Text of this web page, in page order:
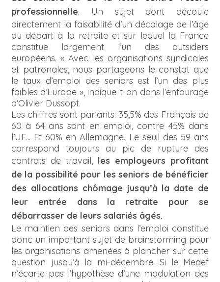
professionnelle. Un sujet dont découle
directement la faisabilité d’un décalage de l’âge
du départ à la retraite et sur lequel la France
constitue largement l’un des outsiders
européens. « Avec les organisations syndicales
et patronales, nous partageons le constat que
le taux d’emploi des seniors est l’un des plus
faibles d’Europe », indique-t-on dans l’entourage
d’Olivier Dussopt.
Les chiffres sont parlants: 35,5% des Français de
60 à 64 ans sont en emploi, contre 45% dans
l’UE... Et 60% en Allemagne. Le seuil des 59 ans
correspond toujours au pic de rupture des
contrats de travail, les employeurs profitant
de la possibilité pour les seniors de bénéficier
des allocations chômage jusqu’à la date de
leur entrée dans la retraite pour se
débarrasser de leurs salariés âgés.
Le maintien des seniors dans l’emploi constitue
donc un important sujet de brainstorming pour
les organisations amenées à plancher sur cette
question jusqu’à la mi-décembre. Si le Medef
n’écarte pas l’hypothèse d’une modulation des